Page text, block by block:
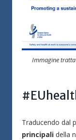
Immagine
Traducendo dal
principali della